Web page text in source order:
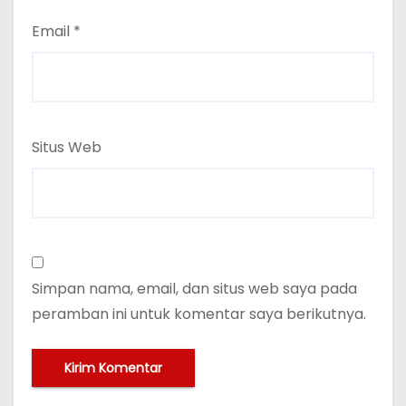
Email *
Situs Web
Simpan nama, email, dan situs web saya pada
peramban ini untuk komentar saya berikutnya.